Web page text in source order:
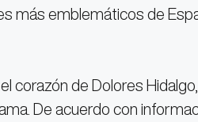
más emblemáticos de
corazón de Dolores
De acuerdo con